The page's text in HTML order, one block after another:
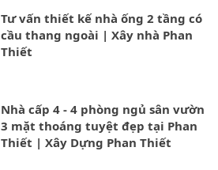
Tư vấn thiết kế nhà ống 2 tầng có
cầu thang ngoài | Xây nhà Phan
Thiết
Nhà cấp 4 - 4 phòng ngủ sân vườn
3 mặt thoáng tuyệt đẹp tại Phan
Thiết | Xây Dựng Phan Thiết